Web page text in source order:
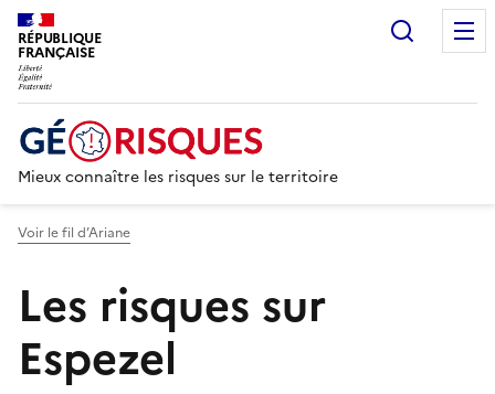
RÉPUBLIQUE
FRANÇAISE
Mieux connaître les risques sur le territoire
Voir le fil d’Ariane
Les risques sur
Espezel